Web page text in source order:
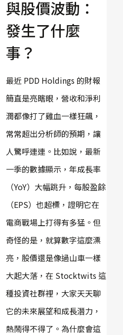
與股價波動：
發生了什麼
事？
最近 PDD Holdings 的財報
簡直是亮瞎眼，營收和淨利
潤都像打了雞血一樣狂飆，
常常超出分析師的預期，讓
人驚呼連連。比如說，最新
一季的數據顯示，年成長率
（YoY）大幅跳升，每股盈餘
（EPS）也超標，證明它在
電商戰場上打得有多猛。但
奇怪的是，就算數字這麼漂
亮，股價還是像過山車一樣
大起大落，在 Stocktwits 這
種投資社群裡，大家天天聊
它的未來展望和成長潛力，
熱鬧得不得了。為什麼會這